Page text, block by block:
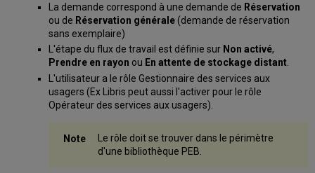
La demande correspond à une demande de Réservation
ou de Réservation générale(demande de réservation
sans exemplaire)
L'étape du flux de travail est définie sur Non activé,
Prendre en rayon ou En attente de stockage distant.
L'utilisateur a le rôle Gestionnaire des services aux
usagers (Ex Libris peut aussi l'activer pour le rôle
Opérateur des services aux usagers).
Le rôle doit se trouver dans le périmètre
d'une bibliothèque PEB.